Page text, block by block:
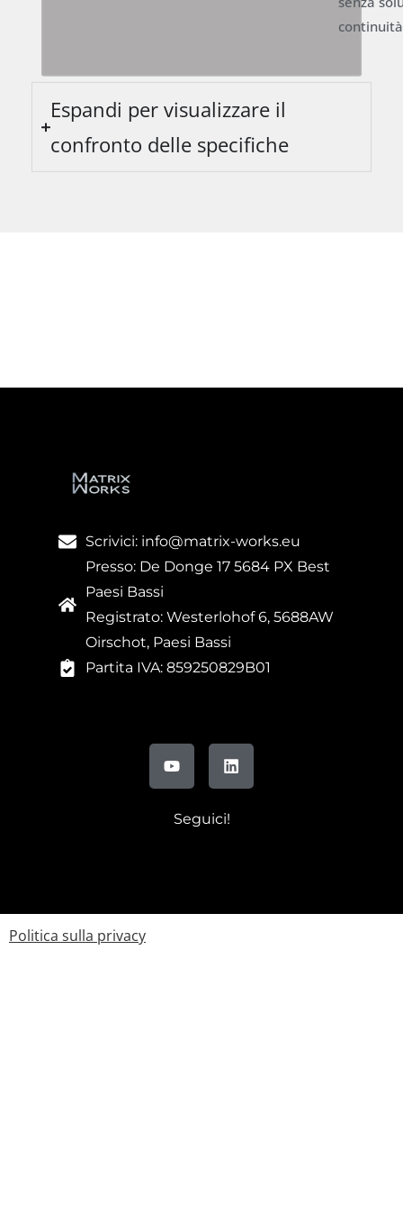
continuità
Espandi per visualizzare il
confronto delle specifiche
Scrivici: info@matrix-works.eu
Presso: De Donge 17 5684 PX Best
Paesi Bassi
Registrato: Westerlohof 6, 5688AW
Oirschot, Paesi Bassi
Partita IVA: 859250829B01
Seguici!
Politica sulla privacy